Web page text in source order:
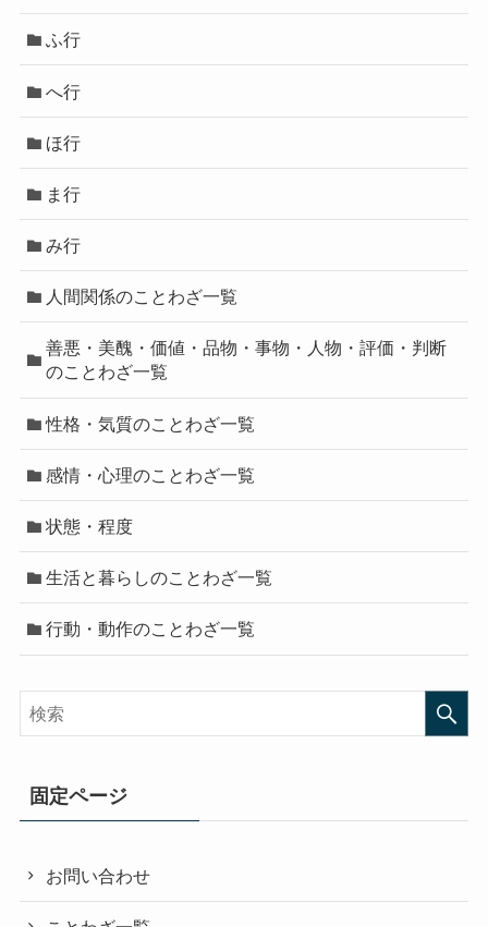
ふ行
へ行
ほ行
ま行
み行
人間関係のことわざ一覧
善悪・美醜・価値・品物・事物・人物・評価・判断
のことわざ一覧
性格・気質のことわざ一覧
感情・心理のことわざ一覧
状態・程度
生活と暮らしのことわざ一覧
行動・動作のことわざ一覧
固定ページ
お問い合わせ